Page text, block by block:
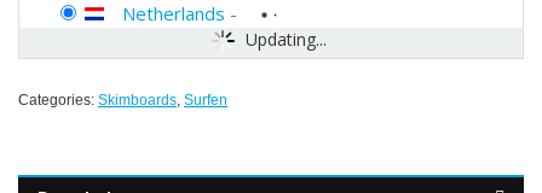
Updating...
Netherlands -
Categories: Skimboards, Surfen